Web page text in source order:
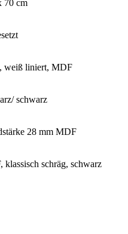
70 cm
weiß liniert, MDF
schwarz
28 mm MDF
klassisch schräg, schwarz